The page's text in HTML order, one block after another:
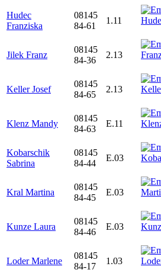
Hudec
Franziska
08145
84-61
1.11
Jilek Franz
08145
84-36
2.13
Keller Josef
08145
84-65
2.13
Klenz Mandy
08145
84-63
E.11
Kobarschik
Sabrina
08145
84-44
E.03
Kral Martina
08145
84-45
E.03
Kunze Laura
08145
84-46
E.03
Loder Marlene
08145
84-17
1.03